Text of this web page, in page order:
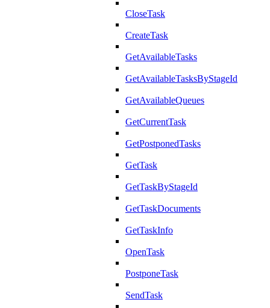
CloseTask
CreateTask
GetAvailableTasks
GetAvailableTasksByStageId
GetAvailableQueues
GetCurrentTask
GetPostponedTasks
GetTask
GetTaskByStageId
GetTaskDocuments
GetTaskInfo
OpenTask
PostponeTask
SendTask